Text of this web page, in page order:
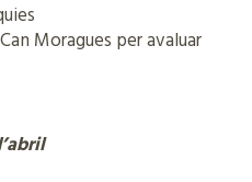
Moragues per avaluar